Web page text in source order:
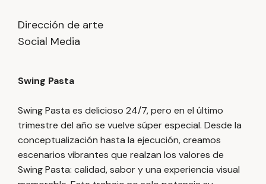
Dirección de arte
Social Media
Swing Pasta
Swing Pasta es delicioso 24/7, pero en el último
trimestre del año se vuelve súper especial. Desde la
conceptualización hasta la ejecución, creamos
escenarios vibrantes que realzan los valores de
Swing Pasta: calidad, sabor y una experiencia visual